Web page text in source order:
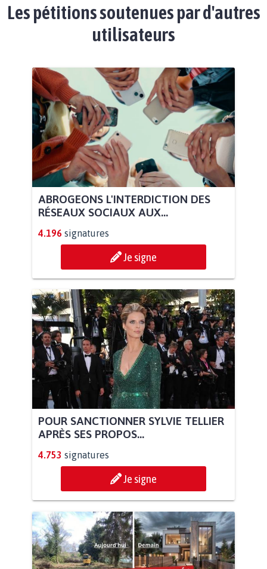
Les pétitions soutenues par d'autres
utilisateurs
ABROGEONS L'INTERDICTION DES
RÉSEAUX SOCIAUX AUX...
4.196 signatures
Je signe
POUR SANCTIONNER SYLVIE TELLIER
APRÈS SES PROPOS...
4.753 signatures
Je signe